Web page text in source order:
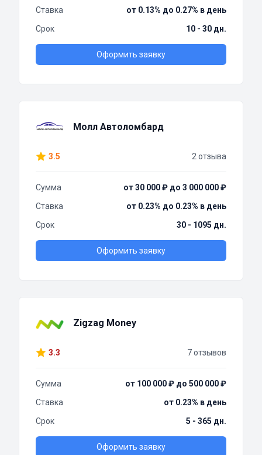
Ставка
от 0.13% до 0.27% в день
Срок
10 - 30 дн.
Оформить заявку
Молл Автоломбард
3.5 2 отзыва
Сумма
от 30 000 ₽ до 3 000 000 ₽
Ставка
от 0.23% до 0.23% в день
Срок
30 - 1095 дн.
Оформить заявку
Zigzag Money
3.3 7 отзывов
Сумма
от 100 000 ₽ до 500 000 ₽
Ставка
от 0.23% в день
Срок
5 - 365 дн.
Оформить заявку